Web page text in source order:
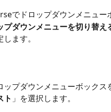
でドロップダウンメニュー
プダウンメニューを切り替え
ます。
ップダウンメニューボックス
ト 」を選択します。